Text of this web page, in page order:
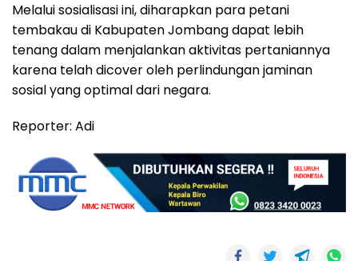
Melalui sosialisasi ini, diharapkan para petani
tembakau di Kabupaten Jombang dapat lebih
tenang dalam menjalankan aktivitas pertaniannya
karena telah dicover oleh perlindungan jaminan
sosial yang optimal dari negara.
Reporter: Adi